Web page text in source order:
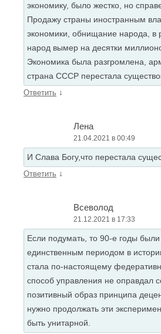
экономику, было жестко, но
Продажу страны иностранным
экономики, обнищание народа, в
народ вымер на десятки
Экономика была разгромлена,
страна СССР перестала
Ответить ↓
Лена
21.04.2021 в 00:49
И Слава Богу,что перестала
Ответить ↓
Всеволод
21.12.2021 в 17:33
Если подумать, то 90-е годы были
единственным периодом в
стала по-настоящему
способ управления не оправдал
позитивный образ принципа
нужно продолжать эти
быть унитарной.